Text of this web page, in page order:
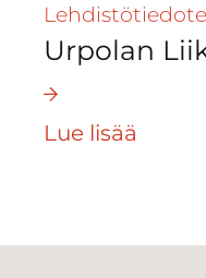
Lehdistötiedote
Urpolan
Lue lisää